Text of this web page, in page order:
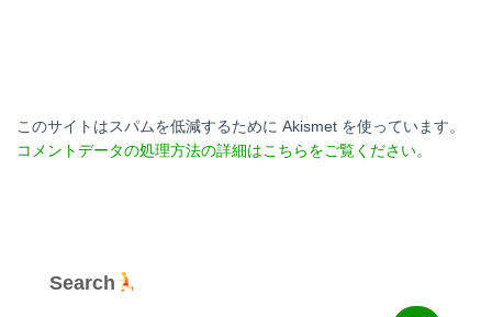
このサイトはスパムを低減するために Akismet を使っています。
コメントデータの処理方法の詳細はこちらをご覧ください。
Search